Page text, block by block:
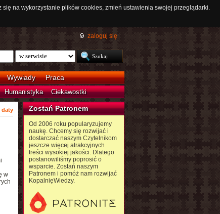
na wykorzystanie plików cookies, zmień ustawienia swojej przeglądarki.
zaloguj się
Wywiady Praca
Humanistyka Ciekawostki
daty
w
Zostań Patronem
Od 2006 roku popularyzujemy
naukę. Chcemy się rozwijać i
dostarczać naszym Czytelnikom
jeszcze więcej atrakcyjnych
treści wysokiej jakości. Dlatego
postanowiliśmy poprosić o
wsparcie. Zostań naszym
Patronem i pomóż nam rozwijać
KopalnięWiedzy.